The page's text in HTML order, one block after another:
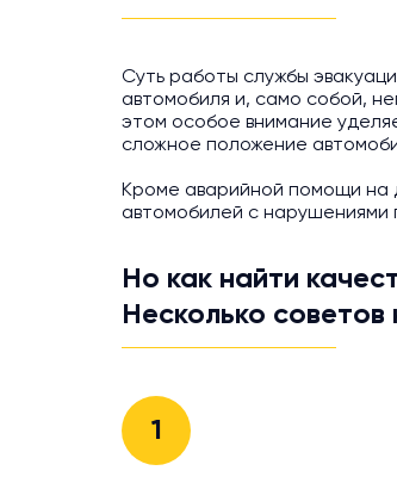
Суть работы службы
автомобиля и, само собой,
этом особое внимание
сложное положение
Кроме аварийной помощи на
автомобилей с нарушениями
Но как найти
Несколько советов
1